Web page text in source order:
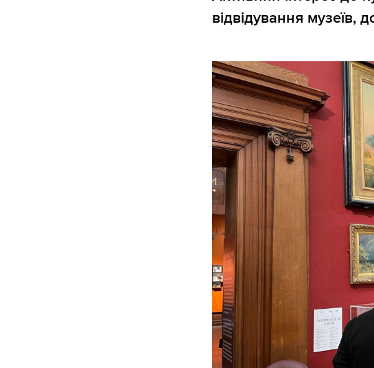
відвідування музеїв,